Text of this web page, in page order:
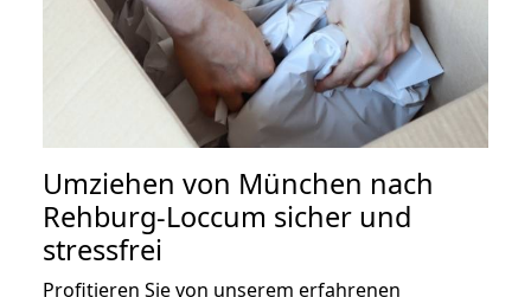
Umziehen von München nach
Rehburg-Loccum sicher und
stressfrei
Profitieren Sie von unserem erfahrenen